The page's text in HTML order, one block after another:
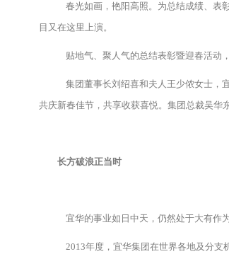
春光如画，艳阳高照。为总结成绩、表
目又在这里上演。
贴地气、聚人气的总结表彰暨迎春活动
集团董事长刘绍喜和夫人王少侬女士，
共庆新春佳节，共享收获喜悦。集团总裁吴华
长方破浪正当时
宜华的事业如日中天，仍然处于大有作
2013年度，宜华集团在世界各地及分支